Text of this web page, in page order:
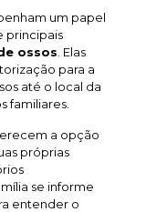
um papel
principais
ossos . Elas
para a
até o local da
familiares.
a opção
próprias
se informe
entender o